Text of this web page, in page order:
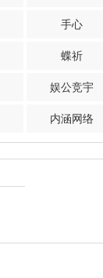
手心
蝶祈
娱公竞宇
内涵网络